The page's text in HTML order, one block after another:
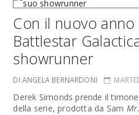
Con il nuovo
Battlestar
showrunner
DI ANGELA BERNARDONI
Derek Simonds prende il
della serie, prodotta da Sam